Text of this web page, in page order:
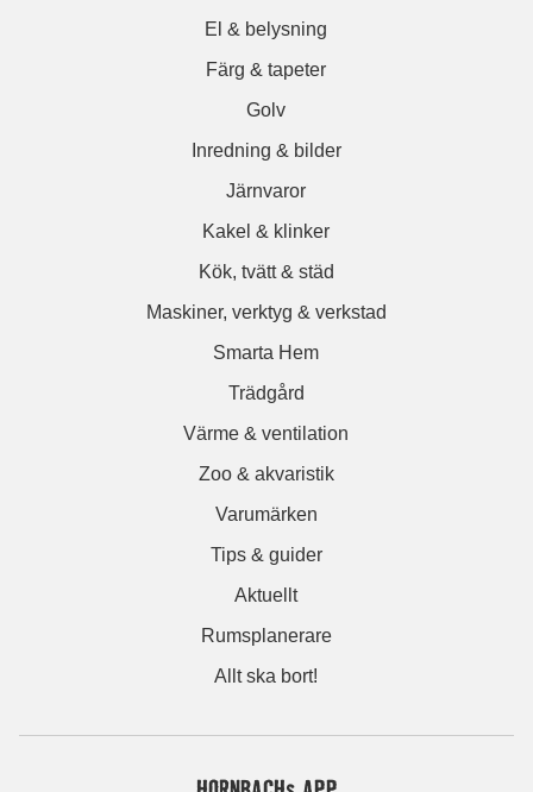
El & belysning
Färg & tapeter
Golv
Inredning & bilder
Järnvaror
Kakel & klinker
Kök, tvätt & städ
Maskiner, verktyg & verkstad
Smarta Hem
Trädgård
Värme & ventilation
Zoo & akvaristik
Varumärken
Tips & guider
Aktuellt
Rumsplanerare
Allt ska bort!